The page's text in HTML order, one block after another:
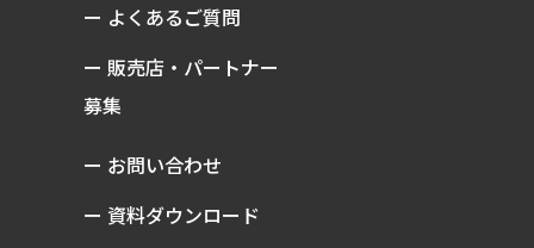
ー よくあるご質問
ー 販売店・パートナー
募集
ー お問い合わせ
ー 資料ダウンロード